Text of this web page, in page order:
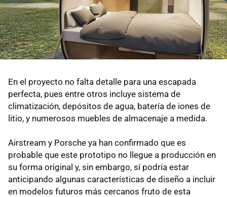
En el proyecto no falta detalle para una escapada
perfecta, pues entre otros incluye sistema de
climatización, depósitos de agua, batería de iones de
litio, y numerosos muebles de almacenaje a medida.
Airstream y Porsche ya han confirmado que es
probable que este prototipo no llegue a producción en
su forma original y, sin embargo, sí podría estar
anticipando algunas características de diseño a incluir
en modelos futuros más cercanos fruto de esta